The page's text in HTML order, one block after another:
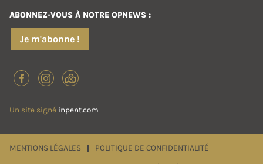
ABONNEZ-VOUS À NOTRE OPNEWS :
Je m'abonne !
Un site signé inpent.com
MENTIONS LÉGALES POLITIQUE DE CONFIDENTIALITÉ